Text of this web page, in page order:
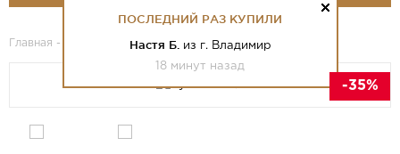
Главная - - Eyes Closed
-35%
ПОСЛЕДНИЙ РАЗ КУПИЛИ
Настя Б. из г. Владимир
18 минут назад